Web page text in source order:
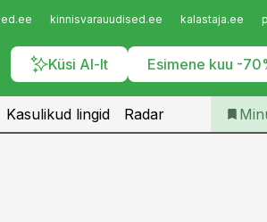
kinnisvarauudised.ee kalastaja.ee
Küsi AI-lt Esimene kuu -
Telli
Kasulikud lingid Radar